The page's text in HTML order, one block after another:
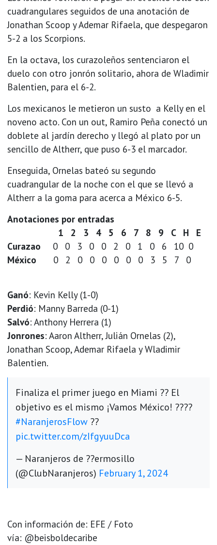
cuadrangulares seguidos de una anotación de
Jonathan Scoop y Ademar Rifaela, que despegaron
5-2 a los Scorpions.
En la octava, los curazoleños sentenciaron el
duelo con otro jonrón solitario, ahora de Wladimir
Balentien, para el 6-2.
Los mexicanos le metieron un susto a Kelly en el
noveno acto. Con un out, Ramiro Peña conectó un
doblete al jardín derecho y llegó al plato por un
sencillo de Altherr, que puso 6-3 el marcador.
Enseguida, Ornelas bateó su segundo
cuadrangular de la noche con el que se llevó a
Altherr a la goma para acerca a México 6-5.
Anotaciones por entradas
1 2 3 4 5 6 7 8 9 C H E
Curazao
0 0 3 0 0 2 0 1 0 6 10 0
México 0 2 0 0 0 0 0 0 3 5 7 0
Ganó: Kevin Kelly (1-0)
Perdió: Manny Barreda (0-1)
Salvó: Anthony Herrera (1)
Jonrones: Aaron Altherr, Julián Ornelas (2),
Jonathan Scoop, Ademar Rifaela y Wladimir
Balentien.
Finaliza el primer juego en Miami ?? El
objetivo es el mismo ¡Vamos México! ????
#NaranjerosFlow ??
pic.twitter.com/zIfgyuuDca
— Naranjeros de ??ermosillo
(@ClubNaranjeros) February 1, 2024
Con información de: EFE / Foto
vía: @beisboldecaribe